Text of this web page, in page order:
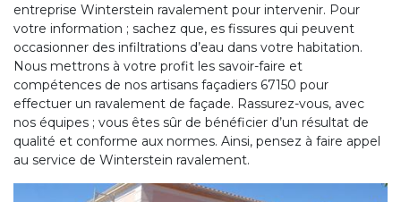
entreprise Winterstein ravalement pour intervenir. Pour
votre information ; sachez que, es fissures qui peuvent
occasionner des infiltrations d’eau dans votre habitation.
Nous mettrons à votre profit les savoir-faire et
compétences de nos artisans façadiers 67150 pour
effectuer un ravalement de façade. Rassurez-vous, avec
nos équipes ; vous êtes sûr de bénéficier d’un résultat de
qualité et conforme aux normes. Ainsi, pensez à faire appel
au service de Winterstein ravalement.